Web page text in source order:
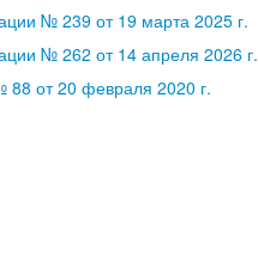
№ 239 от 19 марта 2025 г.
№ 262 от 14 апреля 2026 г.
от 20 февраля 2020 г.